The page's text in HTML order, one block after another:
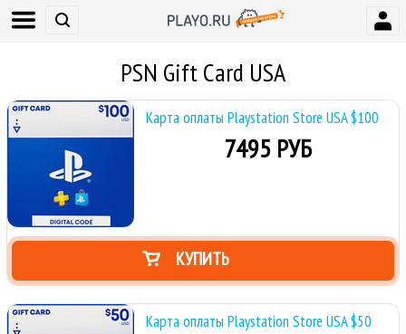
PSN Gift Card USA
Карта оплаты Playstation Store USA $100
7495 РУБ
КУПИТЬ
Карта оплаты Playstation Store USA $50